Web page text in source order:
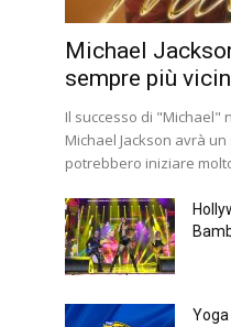
Michael
sempre più
Il successo di "Michael"
Michael Jackson avrà
potrebbero iniziare